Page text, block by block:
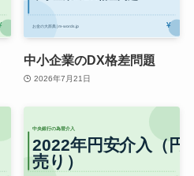
中小企業のDX格差問題
2026年7月21日